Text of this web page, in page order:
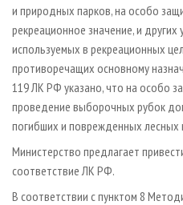
и природных парков, на особо
рекреационное значение, и других
используемых в рекреационных
противоречащих основному
119 ЛК РФ указано, что на особо
проведение выборочных рубок
погибших и поврежденных лесных
Министерство предлагает
соответствие ЛК РФ.
В соответствии с пунктом 8